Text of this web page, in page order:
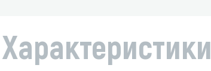
Характеристики